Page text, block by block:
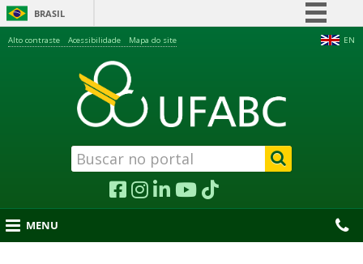
BRASIL
Acesso à informação
Legislação
Canais
EN
Alto contraste Acessibilidade Mapa do site
MENU